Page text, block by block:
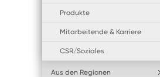
Produkte
Mitarbeitende & Karriere
CSR/Soziales
Aus den Regionen